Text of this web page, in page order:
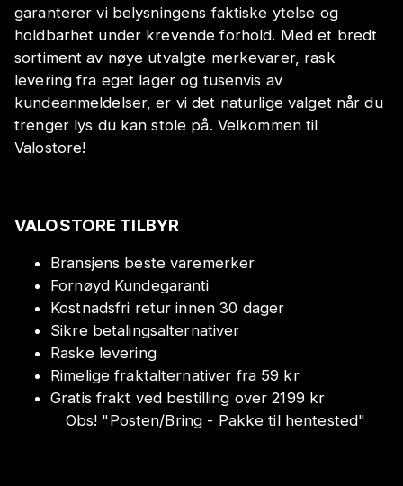
garanterer vi belysningens faktiske ytelse og
holdbarhet under krevende forhold. Med et bredt
sortiment av nøye utvalgte merkevarer, rask
levering fra eget lager og tusenvis av
kundeanmeldelser, er vi det naturlige valget når du
trenger lys du kan stole på. Velkommen til
Valostore!
VALOSTORE TILBYR
Bransjens beste varemerker
Fornøyd Kundegaranti
Kostnadsfri retur innen 30 dager
Sikre betalingsalternativer
Raske levering
Rimelige fraktalternativer fra 59 kr
Gratis frakt ved bestilling over 2199 kr
Obs! "Posten/Bring - Pakke til hentested"